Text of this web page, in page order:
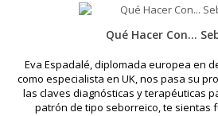
Qué Hacer Con...
Eva Espadalé, diplomada europea en
como especialista en UK, nos pasa su
las claves diagnósticas y terapéuticas
patrón de tipo seborreico, te sientas